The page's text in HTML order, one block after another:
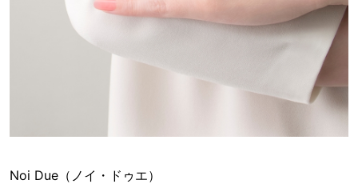
Noi Due（ノイ・ドゥエ）